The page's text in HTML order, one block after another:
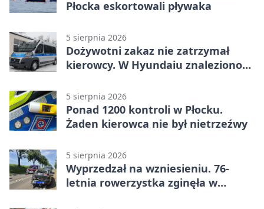
Płocka eskortowali pływaka
5 sierpnia 2026
Dożywotni zakaz nie zatrzymał
kierowcy. W Hyundaiu znaleziono
5 sierpnia 2026
Ponad 1200 kontroli w Płocku.
Żaden kierowca nie był nietrzeźwy
5 sierpnia 2026
Wyprzedzał na wzniesieniu. 76-
letnia rowerzystka zginęła w